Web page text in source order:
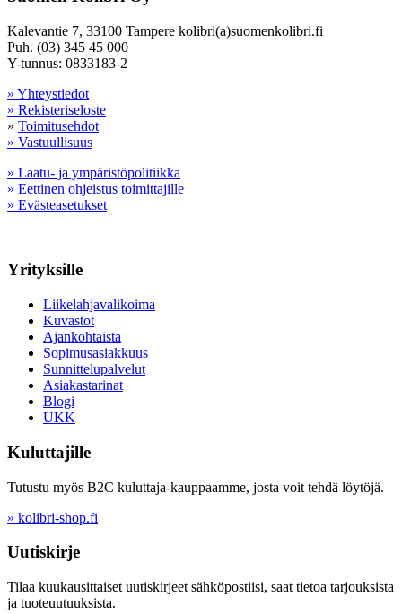
Kalevantie 7, 33100 Tampere kolibri(a)suomenkolibri.fi
Puh. (03) 345 45 000
Y-tunnus: 0833183-2
» Yhteystiedot
» Rekisteriseloste
» Toimitusehdot
» Vastuullisuus
» Laatu- ja ympäristöpolitiikka
» Eettinen ohjeistus toimittajille
» Evästeasetukset
Yrityksille
Liikelahjavalikoima
Kuvastot
Ajankohtaista
Sopimusasiakkuus
Sunnittelupalvelut
Asiakastarinat
Blogi
UKK
Kuluttajille
Tutustu myös B2C kuluttaja-kauppaamme, josta voit tehdä löytöjä.
» kolibri-shop.fi
Uutiskirje
Tilaa kuukausittaiset uutiskirjeet sähköpostiisi, saat tietoa tarjouksista
ja tuoteuutuuksista.